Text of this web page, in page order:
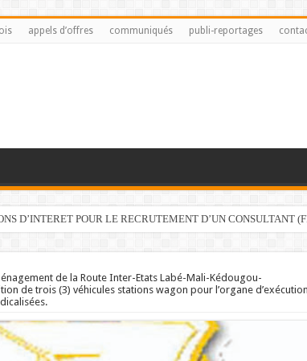
appels d’offres communiqués publi-reportages
D’INTERET POUR LE RECRUTEMENT D’UN
de la Route Inter-Etats Labé-Mali-Kédougou-
de trois (3) véhicules stations wagon pour l’organe d’exécution